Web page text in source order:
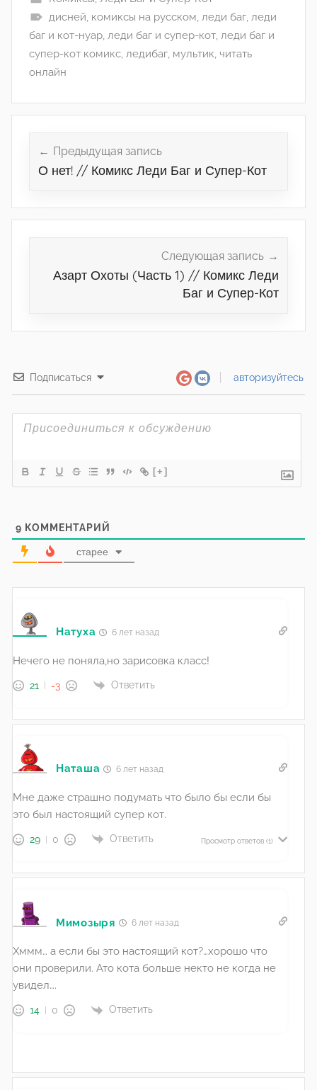
дисней, комиксы на русском, леди баг, леди
баг и кот-нуар, леди баг и супер-кот, леди баг и
супер-кот комикс, ледибаг, мультик, читать
онлайн
записям
Предыдущая запись
О нет! // Комикс Леди Баг и Супер-Кот
Следующая запись
Азарт Охоты (Часть 1) // Комикс Леди
Баг и Супер-Кот
Подписаться авторизуйтесь
[+]
9 КОММЕНТАРИЙ
старее
Натуха 6 лет назад
Нечего не поняла,но зарисовка класс!
21 -3 Ответить
Наташа 6 лет назад
Мне даже страшно подумать что было бы если бы
это был настоящий супер кот.
29 0 Ответить Просмотр ответов (1)
Мимозыря 6 лет назад
Хммм… а если бы это настоящий кот?…хорошо что
они проверили. Ато кота больше некто не когда не
увидел….
14 0 Ответить